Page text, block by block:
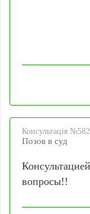
Консультацiя
Позов в суд
вопросы!!